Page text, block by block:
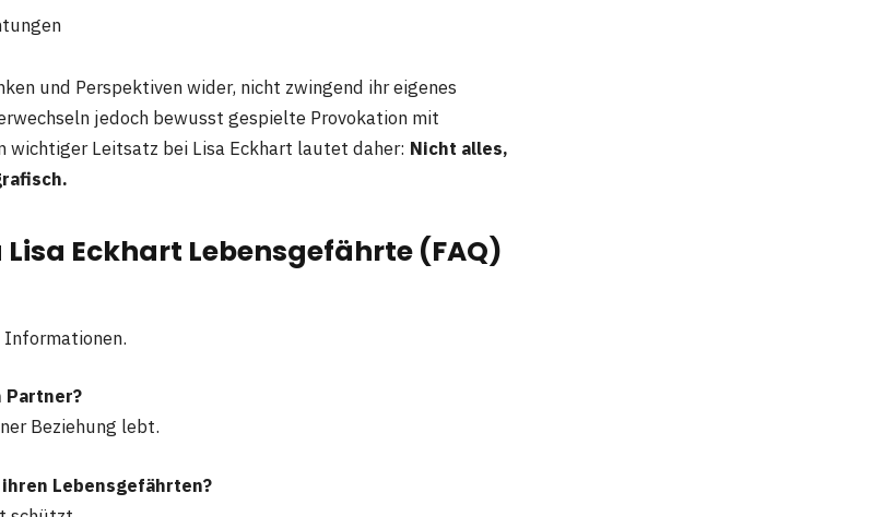
und Perspektiven wider, nicht zwingend ihr eigenes
jedoch bewusst gespielte Provokation mit
wichtiger Leitsatz bei Lisa Eckhart lautet daher: Nicht alles,
Eckhart Lebensgefährte (FAQ)
Partner?
Beziehung lebt.
Lebensgefährten?